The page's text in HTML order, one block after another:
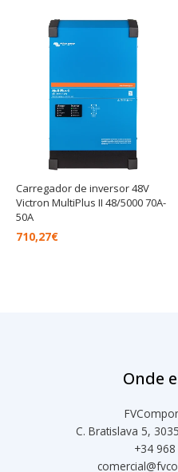
Carregador de inversor 48V
Victron MultiPlus II 48/5000 70A-
50A
710,27€
Onde
C. Bratislava 5,
+34